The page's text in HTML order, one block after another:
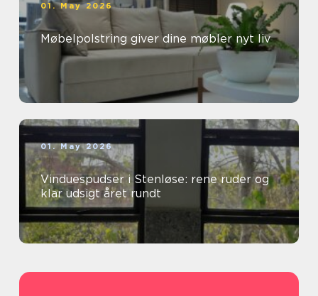
01. May 2026
Møbelpolstring giver dine møbler nyt liv
01. May 2026
Vinduespudser i Stenløse: rene ruder og
klar udsigt året rundt